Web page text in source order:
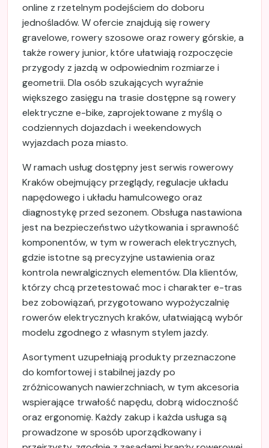
online z rzetelnym podejściem do doboru
jednośladów. W ofercie znajdują się rowery
gravelowe, rowery szosowe oraz rowery górskie, a
także rowery junior, które ułatwiają rozpoczęcie
przygody z jazdą w odpowiednim rozmiarze i
geometrii. Dla osób szukających wyraźnie
większego zasięgu na trasie dostępne są rowery
elektryczne e-bike, zaprojektowane z myślą o
codziennych dojazdach i weekendowych
wyjazdach poza miasto.
W ramach usług dostępny jest serwis rowerowy
Kraków obejmujący przeglądy, regulacje układu
napędowego i układu hamulcowego oraz
diagnostykę przed sezonem. Obsługa nastawiona
jest na bezpieczeństwo użytkowania i sprawność
komponentów, w tym w rowerach elektrycznych,
gdzie istotne są precyzyjne ustawienia oraz
kontrola newralgicznych elementów. Dla klientów,
którzy chcą przetestować moc i charakter e-tras
bez zobowiązań, przygotowano wypożyczalnię
rowerów elektrycznych kraków, ułatwiającą wybór
modelu zgodnego z własnym stylem jazdy.
Asortyment uzupełniają produkty przeznaczone
do komfortowej i stabilnej jazdy po
zróżnicowanych nawierzchniach, w tym akcesoria
wspierające trwałość napędu, dobrą widoczność
oraz ergonomię. Każdy zakup i każda usługa są
prowadzone w sposób uporządkowany i